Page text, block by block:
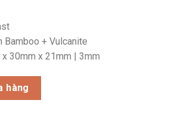
Bamboo + Vulcanite
30mm x 21mm | 3mm
Kovalev Nga số lượng
hàng